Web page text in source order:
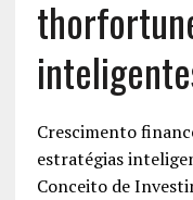
Crescimento
estratégias
Conceito de